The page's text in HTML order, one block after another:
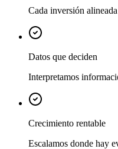
Cada inversión
Datos que deciden
Interpretamos
Crecimiento rentable
Escalamos donde hay